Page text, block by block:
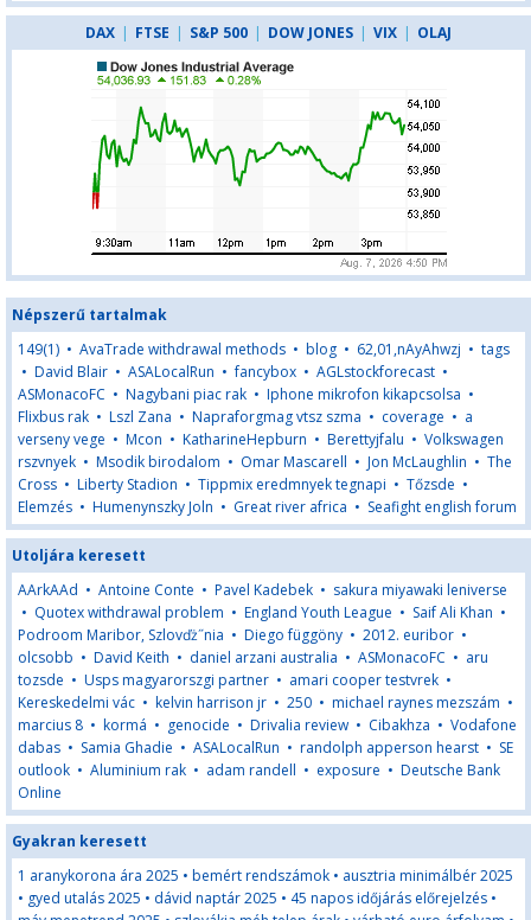
DAX | FTSE | S&P 500 | DOW JONES | VIX | OLAJ
Népszerű tartalmak
149(1) • AvaTrade withdrawal methods • blog • 62,01,nAyAhwzj • tags
• David Blair • ASALocalRun •fancybox • AGLstockforecast •
ASMonacoFC • Nagybani piac rak • Iphone mikrofon kikapcsolsa •
Flixbus rak • Lszl Zana • Napraforgmag vtsz szma • coverage • a
verseny vege • Mcon • KatharineHepburn • Berettyjfalu • Volkswagen
rszvnyek • Msodik birodalom • Omar Mascarell • Jon McLaughlin • The
Cross • Liberty Stadion • Tippmix eredmnyek tegnapi • Tőzsde •
Elemzés • Humenynszky Joln • Great river africa • Seafight english forum
Utoljára keresett
AArkAAd • Antoine Conte • Pavel Kadebek • sakura miyawaki leniverse
• Quotex withdrawal problem • England Youth League • Saif Ali Khan •
Podroom Maribor, Szlovďż˝nia • Diego függöny • 2012. euribor •
olcsobb • David Keith • daniel arzani australia • ASMonacoFC • aru
tozsde • Usps magyarorszgi partner • amari cooper testvrek •
Kereskedelmi vác • kelvin harrison jr • 250 • michael raynes mezszám •
marcius 8 • kormá • genocide • Drivalia review • Cibakhza • Vodafone
dabas • Samia Ghadie • ASALocalRun • randolph apperson hearst • SE
outlook • Aluminium rak • adam randell • exposure • Deutsche Bank
Online
Gyakran keresett
1 aranykorona ára 2025 • bemért rendszámok • ausztria minimálbér 2025
• gyed utalás 2025 • dávid naptár 2025 • 45 napos időjárás előrejelzés •